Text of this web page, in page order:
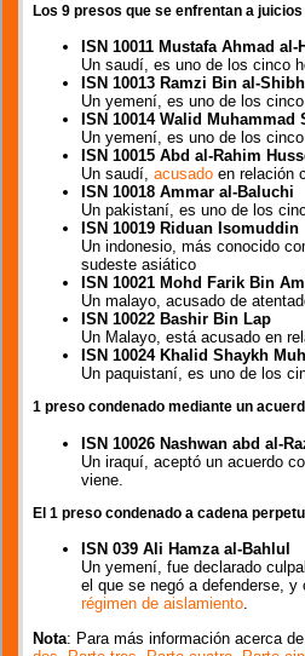
Los 9 presos que se enfrentan a juicios
ISN 10011 Mustafa Ahmad al-
Un saudí, es uno de los cinco
ISN 10013 Ramzi Bin al-Shibh
Un yemení, es uno de los
ISN 10014 Walid
Un yemení, es uno de los
ISN 10015 Abd al-Rahim
Un saudí, acusado en relación
ISN 10018 Ammar al-Baluchi
Un pakistaní, es uno de los
ISN 10019 Riduan Isomuddin
Un indonesio, más conocido
sudeste asiático
ISN 10021 Mohd Farik Bin
Un malayo, acusado de
ISN 10022 Bashir Bin Lap
Un Malayo, está acusado en
ISN 10024 Khalid Shaykh
Un paquistaní, es uno de los
1 preso condenado mediante un
ISN 10026 Nashwan abd al-
Un iraquí, aceptó un acuerdo
viene.
El 1 preso condenado a cadena
ISN 039 Ali Hamza al-Bahlul
Un yemení, fue declarado
el que se negó a defenderse,
régimen de aislamiento.
Nota: Para más información acerca